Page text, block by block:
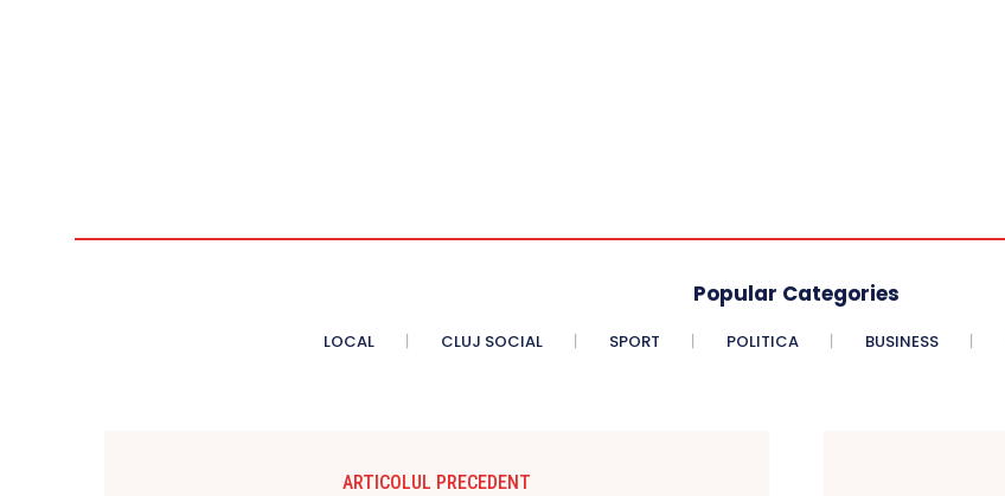
Popular Categories
LOCAL CLUJ SOCIAL SPORT POLITICA BUSINESS
ARTICOLUL PRECEDENT